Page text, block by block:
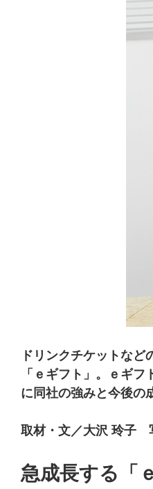
ドリンクチケットな
「ｅギフト」。ｅギ
に同社の強みと今後の
取材・文／大沢 玲子
急成長する「